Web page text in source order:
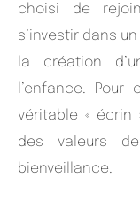
choisi de
s’investir dans
la création
l’enfance.
véritable « écrin
des valeurs
bienveillance.